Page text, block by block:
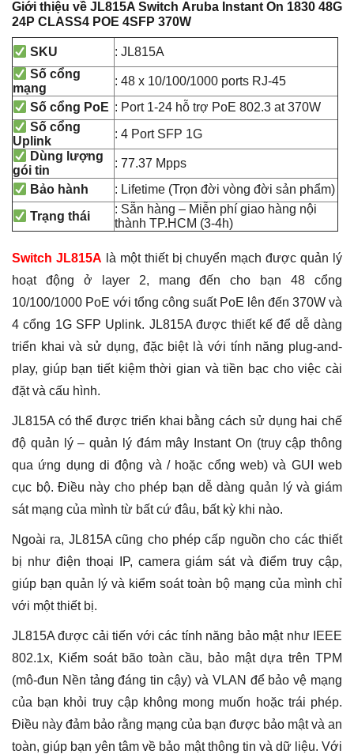
Giới thiệu về JL815A Switch Aruba Instant On 1830 48G
24P CLASS4 POE 4SFP 370W
SKU
: JL815A
Số cổng
mạng
: 48 x 10/100/1000 ports RJ-45
Số cổng PoE : Port 1-24 hỗ trợ PoE 802.3 at 370W
Số cổng
Uplink
: 4 Port SFP 1G
Dùng lượng
gói tin
: 77.37 Mpps
Bảo hành
: Lifetime (Trọn đời vòng đời sản phẩm)
Trạng thái
: Sẵn hàng – Miễn phí giao hàng nội
thành TP.HCM (3-4h)
Switch JL815A là một thiết bị chuyển mạch được quản lý
hoạt động ở layer 2, mang đến cho bạn 48 cổng
10/100/1000 PoE với tổng công suất PoE lên đến 370W và
4 cổng 1G SFP Uplink. JL815A được thiết kế để dễ dàng
triển khai và sử dụng, đặc biệt là với tính năng plug-and-
play, giúp bạn tiết kiệm thời gian và tiền bạc cho việc cài
đặt và cấu hình.
JL815A có thể được triển khai bằng cách sử dụng hai chế
độ quản lý – quản lý đám mây Instant On (truy cập thông
qua ứng dụng di động và / hoặc cổng web) và GUI web
cục bộ. Điều này cho phép bạn dễ dàng quản lý và giám
sát mạng của mình từ bất cứ đâu, bất kỳ khi nào.
Ngoài ra, JL815A cũng cho phép cấp nguồn cho các thiết
bị như điện thoại IP, camera giám sát và điểm truy cập,
giúp bạn quản lý và kiểm soát toàn bộ mạng của mình chỉ
với một thiết bị.
JL815A được cải tiến với các tính năng bảo mật như IEEE
802.1x, Kiểm soát bão toàn cầu, bảo mật dựa trên TPM
(mô-đun Nền tảng đáng tin cậy) và VLAN để bảo vệ mạng
của bạn khỏi truy cập không mong muốn hoặc trái phép.
Điều này đảm bảo rằng mạng của bạn được bảo mật và an
toàn, giúp bạn yên tâm về bảo mật thông tin và dữ liệu. Với